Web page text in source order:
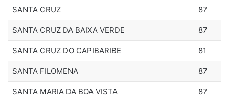
SANTA CRUZ 87
SANTA CRUZ DA BAIXA VERDE 87
SANTA CRUZ DO CAPIBARIBE 81
SANTA FILOMENA 87
SANTA MARIA DA BOA VISTA 87